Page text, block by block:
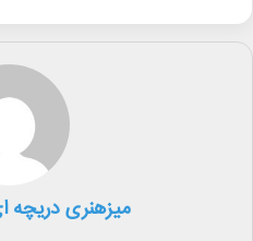
اختصاص داشت، محمود
فرهنگ با در سخنانی بر
هنرهای تجسمی با معاونت
آماده شنیدن نقطه نظرات،
کارمندان مرکز هنرهای
موزه هنرهای معاصر است.
میزهنری دریچه